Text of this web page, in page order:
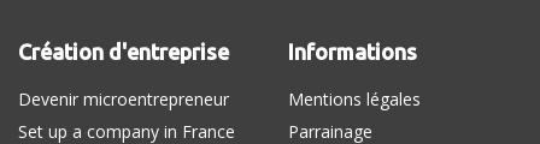
Création d'entreprise
Devenir microentrepreneur
Set up a company in France
Informations
Mentions légales
Parrainage